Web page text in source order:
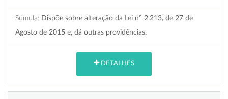
Súmula: Dispõe sobre alteração da Lei nº 2.213, de 27 de
Agosto de 2015 e, dá outras providências.
DETALHES